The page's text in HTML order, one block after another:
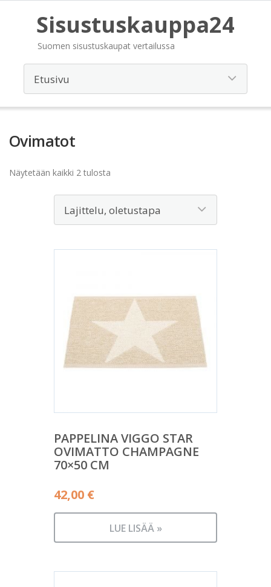
Sisustuskauppa24
Suomen sisustuskaupat vertailussa
Ovimatot
Näytetään kaikki 2 tulosta
PAPPELINA VIGGO STAR
OVIMATTO CHAMPAGNE
70×50 CM
42,00 €
LUE LISÄÄ »